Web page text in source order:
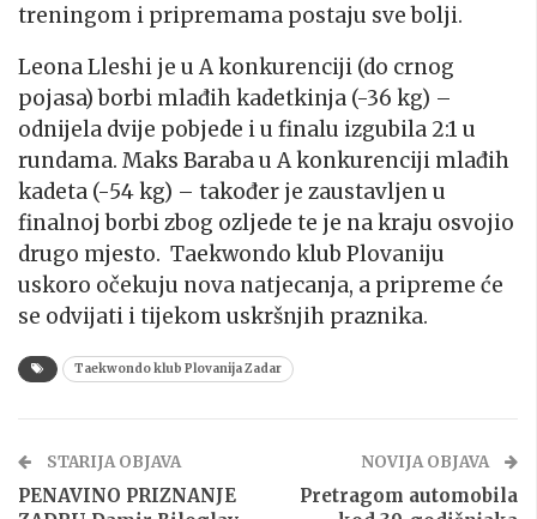
treningom i pripremama postaju sve bolji.
Leona Lleshi je u A konkurenciji (do crnog
pojasa) borbi mlađih kadetkinja (-36 kg) –
odnijela dvije pobjede i u finalu izgubila 2:1 u
rundama. Maks Baraba u A konkurenciji mlađih
kadeta (-54 kg) – također je zaustavljen u
finalnoj borbi zbog ozljede te je na kraju osvojio
drugo mjesto. Taekwondo klub Plovaniju
uskoro očekuju nova natjecanja, a pripreme će
se odvijati i tijekom uskršnjih praznika.
Taekwondo klub Plovanija Zadar
STARIJA OBJAVA
PENAVINO PRIZNANJE
NOVIJA OBJAVA
Pretragom automobila